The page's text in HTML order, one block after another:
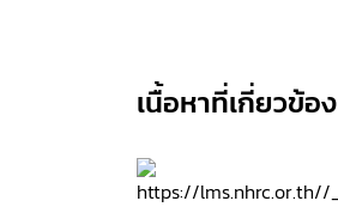
เนื้อหาที่เกี่ยวข้อง